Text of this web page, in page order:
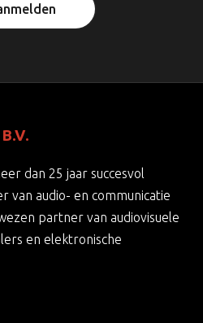
dan 25 jaar succesvol
van audio- en communicatie
partner van audiovisuele
en elektronische